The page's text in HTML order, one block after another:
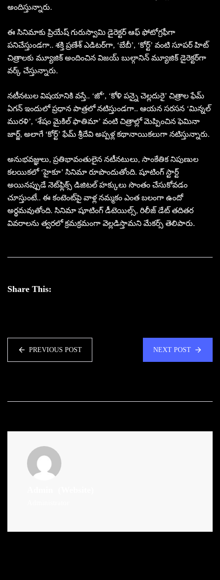
అందిస్తున్నారు.
ఈ సినిమాకు ప్రియేష్ గురుస్వామి డైరెక్టర్ ఆఫ్ ఫోటోగ్రఫీగా
పనిచేస్తుండగా.. శక్తి ప్రణేశ్ ఎడిటర్‌గా, ‘బేబీ’, ‘కోర్ట్’ వంటి సూపర్ హిట్
చిత్రాలకు మ్యూజిక్ అందించిన విజయ్ బుల్గానిన్ మ్యూజిక్ డైరెక్టర్‌గా
వర్క్ చేస్తున్నారు.
న‌టీన‌టుల విష‌యానికి వ‌స్తే.. ‘జో’, ‘కోళి ప‌న్నై చెల్ల‌దురై’ చిత్రాల ఫేమ్
ఏగన్ ఇందులో ప్ర‌ధాన పాత్ర‌లో నటిస్తుండగా.. ఆయ‌న స‌ర‌స‌న ‘మిన్నల్
మురళి’, ‘శేషం మైకిల్ ఫాతిమా’ వంటి చిత్రాల్లో మెప్పించిన ఫెమినా
జార్జ్, అలాగే ‘కోర్ట్’ ఫేమ్ శ్రీదేవి అప్ప‌ళ్ల కథానాయికలుగా నటిస్తున్నారు.
అనుభవజ్ఞులు, ప్రతిభావంతులైన నటీనటులు, సాంకేతిక నిపుణుల
కలయికలో ‘హైకూ’ సినిమా రూపొందుతోంది. షూటింగ్ స్టార్ట్
అయినప్పుడే నెట్‌ఫ్లిక్స్ డిజిటల్ హక్కులు సొంతం చేసుకోవడం
చూస్తుంటే.. ఈ కంటెంట్‌పై వాళ్ల నమ్మకం ఎంత బలంగా ఉందో
అర్థమవుతోంది. సినిమా షూటింగ్ డీటెయిల్స్, రిలీజ్ డేట్ తదితర
వివరాలను త్వరలో క్ర‌మక్రమంగా వెల్లడిస్తామని మేకర్స్ తెలిపారు.
Share This:
PREVIOUS POST NEXT POST